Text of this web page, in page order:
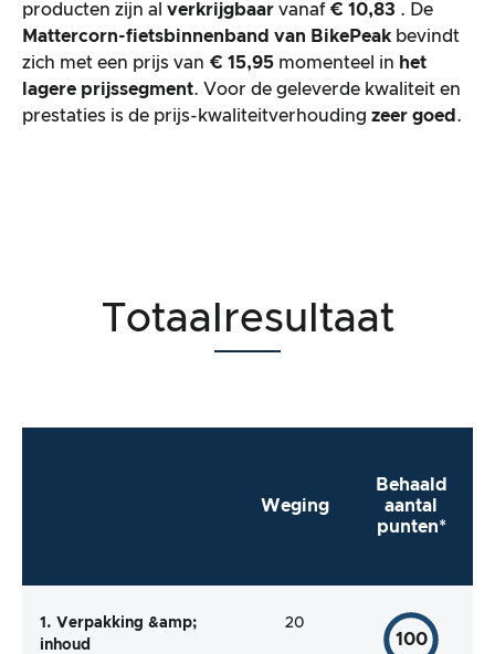
producten zijn al verkrijgbaar vanaf € 10,83 . De
Mattercorn-fietsbinnenband van BikePeak bevindt
zich met een prijs van € 15,95 momenteel in het
lagere prijssegment. Voor de geleverde kwaliteit en
prestaties is de prijs-kwaliteitverhouding zeer goed .
Totaalresultaat
Weging
Behaald
aantal
punten*
1. Verpakking &amp;
inhoud
20
100